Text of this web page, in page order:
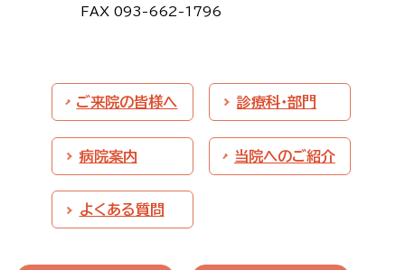
FAX 093-662-1796
ご来院の皆様へ 診療科・部門
病院案内 当院へのご紹介
よくある質問